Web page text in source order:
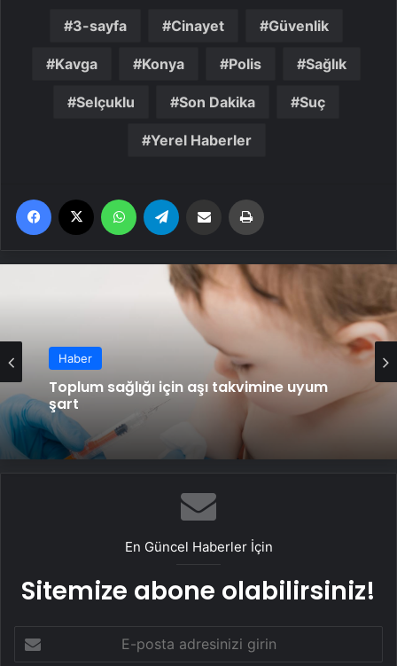
3-sayfa Cinayet Güvenlik
Kavga Konya Polis Sağlık
Selçuklu Son Dakika Suç
Yerel Haberler
Facebook WhatsApp Email'den paylaş
Haber
Toplum sağlığı için aşı takvimine uyum
şart
En Güncel Haberler İçin
Sitemize abone olabilirsiniz!
posta